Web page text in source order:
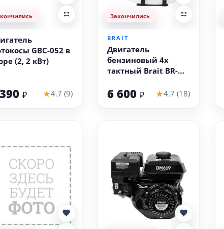
GBC-052 в
(2, 2 кВт)
₽ ★4.7 (9)
Закончились
BRAIT
Двигатель
бензиновый 4х
тактный Brait BR-
четырёхтактный)
6 600 ₽ ★4.7 (18)